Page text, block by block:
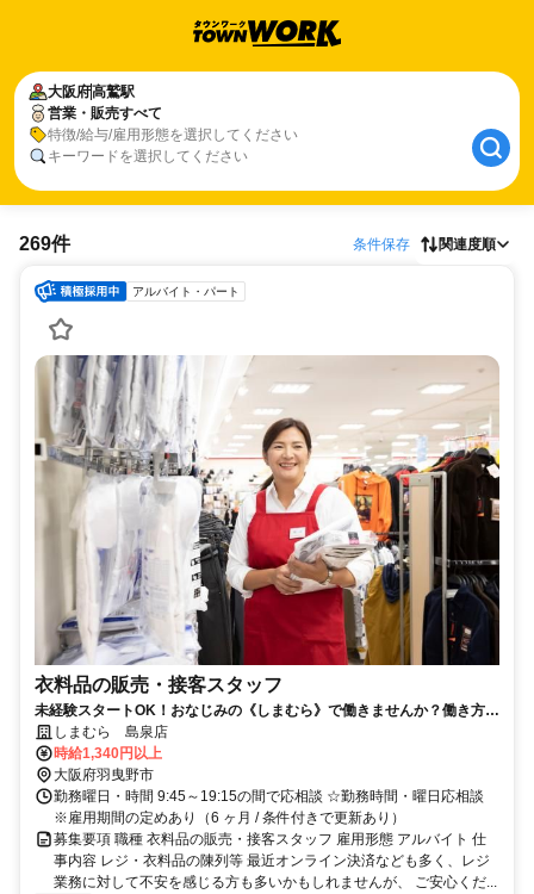
大阪府高鷲駅
営業・販売すべて
特徴/給与/雇用形態を選択してください
キーワードを選択してください
269件 条件保存 関連度順
アルバイト・パート
衣料品の販売・接客スタッフ
未経験スタートOK！おなじみの《しまむら》で働きませんか？働き方は
お気軽にご相談ください◎
しまむら 島泉店
時給1,340円以上
大阪府羽曳野市
勤務曜日・時間 9:45～19:15の間で応相談 ☆勤務時間・曜日応相談
※雇用期間の定めあり（6 ヶ月 / 条件付きで更新あり）
募集要項 職種 衣料品の販売・接客スタッフ 雇用形態 アルバイト 仕
事内容 レジ・衣料品の陳列等 最近オンライン決済なども多く、レジ
業務に対して不安を感じる方も多いかもしれませんが、 ご安心くだ...